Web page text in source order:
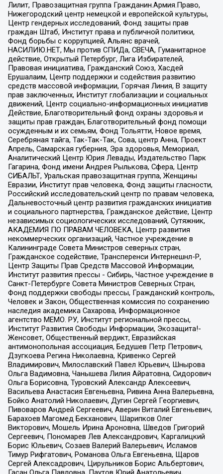
Лилит, Правозащитная группа Гражданин.Армия.Право,
Нижегородский центр немецкой и европейской культуры,
Центр гендерных исследований, Фонд защиты прав
граждан Штаб, Институт права и публичной политики,
Фонд борьбы с коррупцией, Альянс врачей,
НАСИЛИЮ.НЕТ, Мы против СПИДа, СВЕЧА, Гуманитарное
действие, Открытый Петербург, Лига Избирателей,
Правовая инициатива, Гражданский Союз, Хасдей
Ерушалаим, Центр поддержки и содействия развитию
средств массовой информации, Горячая Линия, В защиту
прав заключенных, Институт глобализации и социальных
движений, Центр социально-информационных инициатив
Действие, Благотворительный фонд охраны здоровья и
защиты прав граждан, Благотворительный фонд помощи
осужденным и их семьям, Фонд Тольятти, Новое время,
Серебряная тайга, Так-Так-Так, Сова, центр Анна, Проект
Апрель, Самарская губерния, Эра здоровья, Мемориал,
Аналитический Центр Юрия Левады, Издательство Парк
Гагарина, Фонд имени Андрея Рылькова, Сфера, Центр
СИБАЛЬТ, Уральская правозащитная группа, Женщины
Евразии, Институт прав человека, Фонд защиты гласности,
Российский исследовательский центр по правам человека,
Дальневосточный центр развития гражданских инициатив
и социального партнерства, Гражданское действие, Центр
независимых социологических исследований, Сутяжник,
АКАДЕМИЯ ПО ПРАВАМ ЧЕЛОВЕКА, Центр развития
некоммерческих организаций, Частное учреждение в
Калининграде Совета Министров северных стран,
Гражданское содействие, Трансперенси Интернешнл-Р,
Центр Защиты Прав Средств Массовой Информации,
Институт развития прессы - Сибирь, Частное учреждение в
Санкт-Петербурге Совета Министров Северных Стран,
Фонд поддержки свободы прессы, Гражданский контроль,
Человек и Закон, Общественная комиссия по сохранению
наследия академика Сахарова, Информационное
агентство МЕМО. РУ, Институт региональной прессы,
Институт Развития Свободы Информации, Экозащита!-
Женсовет, Общественный вердикт, Евразийская
антимонопольная ассоциация, Бедушев Петр Петрович,
Дзугкоева Регина Николаевна, Кривенко Сергей
Владимирович, Милославский Павел Юрьевич, Шнырова
Ольга Вадимовна, Чанышева Лилия Айратовна, Сидорович
Ольга Борисовна, Туровский Александр Алексеевич,
Васильева Анастасия Евгеньевна, Ривина Анна Валерьевна,
Бойко Анатолий Николаевич, Дугин Сергей Георгиевич,
Пивоваров Андрей Сергеевич, Аверин Виталий Евгеньевич,
Барахоев Магомед Бекханович, Шарипков Олег
Викторович, Мошель Ирина Ароновна, Шведов Григорий
Сергеевич, Пономарев Лев Александрович, Каргалицкий
Борис Юльевич, Созаев Валерий Валерьевич, Исламов
Тимур Рифгатович, Романова Ольга Евгеньевна, Щаров
Сергей Алексадрович, Цирульников Борис Альбертович,